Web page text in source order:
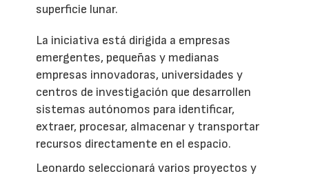
superficie lunar.
La iniciativa está dirigida a empresas
emergentes, pequeñas y medianas
empresas innovadoras, universidades y
centros de investigación que desarrollen
sistemas autónomos para identificar,
extraer, procesar, almacenar y transportar
recursos directamente en el espacio.
Leonardo seleccionará varios proyectos y